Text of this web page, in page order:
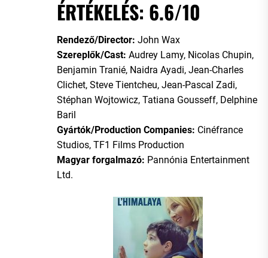
ÉRTÉKELÉS: 6.6/10
Rendező/Director: John Wax
Szereplők/Cast: Audrey Lamy, Nicolas Chupin,
Benjamin Tranié, Naidra Ayadi, Jean-Charles
Clichet, Steve Tientcheu, Jean-Pascal Zadi,
Stéphan Wojtowicz, Tatiana Gousseff, Delphine
Baril
Gyártók/Production Companies: Cinéfrance
Studios, TF1 Films Production
Magyar forgalmazó: Pannónia Entertainment
Ltd.